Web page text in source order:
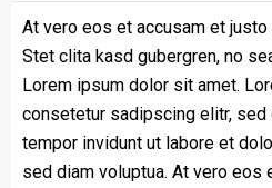
At vero eos et accusam et
Stet clita kasd gubergren, no
Lorem ipsum dolor sit amet.
consetetur sadipscing elitr, sed
tempor invidunt ut labore et
sed diam voluptua. At vero eos